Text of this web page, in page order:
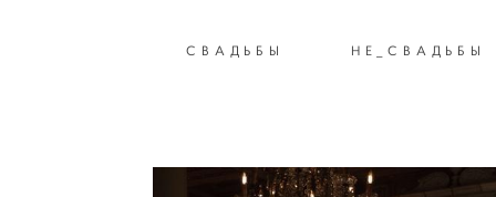
СВАДЬБЫ НЕ_СВАДЬБЫ
СВАДЬБЫ НЕ_СВАДЬБЫ